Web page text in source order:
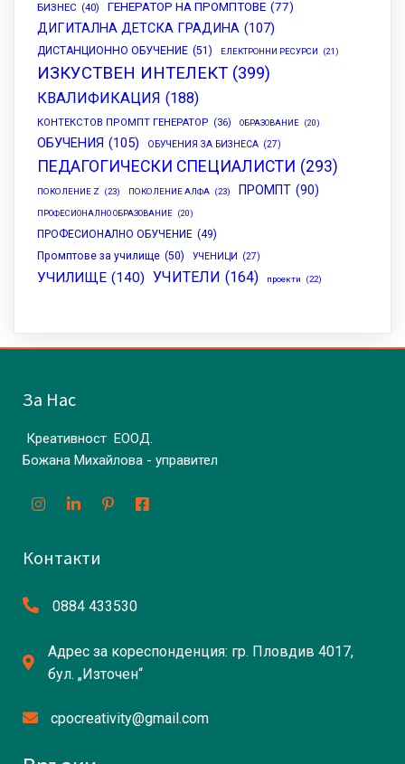
БИЗНЕС (40) ГЕНЕРАТОР НА ПРОМПТОВЕ (77)
ДИГИТАЛНА ДЕТСКА ГРАДИНА (107)
ДИСТАНЦИОННО ОБУЧЕНИЕ (51) ЕЛЕКТРОННИ РЕСУРСИ (21)
ИЗКУСТВЕН ИНТЕЛЕКТ (399)
КВАЛИФИКАЦИЯ (188)
КОНТЕКСТОВ ПРОМПТ ГЕНЕРАТОР (36) ОБРАЗОВАНИЕ (20)
ОБУЧЕНИЯ (105) ОБУЧЕНИЯ ЗА БИЗНЕСА (27)
ПЕДАГОГИЧЕСКИ СПЕЦИАЛИСТИ (293)
ПОКОЛЕНИЕ Z (23) ПОКОЛЕНИЕ АЛФА (23) ПРОМПТ (90)
ПРОФЕСИОНАЛНО ОБРАЗОВАНИЕ (20)
ПРОФЕСИОНАЛНО ОБУЧЕНИЕ (49)
Промптове за училище (50) УЧЕНИЦИ (27)
УЧИЛИЩЕ (140) УЧИТЕЛИ (164) проекти (22)
За Нас
Креативност ЕООД.
Божана Михайлова - управител
Контакти
0884 433530
Адрес за кореспонденция: гр. Пловдив 4017,
бул. „Източен“
cpocreativity@gmail.com